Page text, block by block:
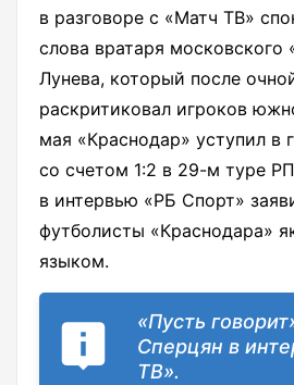
в разговоре с «Матч ТВ»
слова вратаря
Лунева, который после
раскритиковал игроков
мая «Краснодар» уступил в
со счетом 1:2 в 29-м туре
в интервью «РБ Спорт»
футболисты «Краснодара»
языком.
«Пусть
Сперцян в
ТВ».